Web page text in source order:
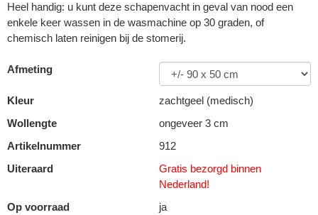
Heel handig: u kunt deze schapenvacht in geval van nood een
enkele keer wassen in de wasmachine op 30 graden, of
chemisch laten reinigen bij de stomerij.
Afmeting
Kleur
zachtgeel (medisch)
Wollengte
ongeveer 3 cm
Artikelnummer
912
Uiteraard
Gratis bezorgd binnen
Nederland!
Op voorraad
ja